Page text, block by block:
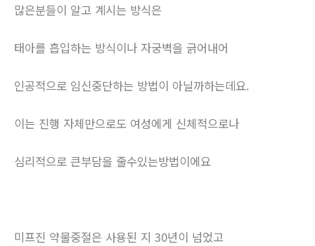
많은분들이 알고 계시는 방식은
태아를 흡입하는 방식이나 자궁벽을 긁어내어
인공적으로 임신중단하는 방법이 아닐까하는데요.
이는 진행 자체만으로도 여성에게 신체적으로나
심리적으로 큰부담을 줄수있는방법이에요
미프진 약물중절은 사용된 지 30년이 넘었고